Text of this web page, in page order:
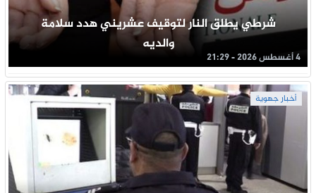
شرطي يطلق النار لتوقيف عشريني هدد سلامة
والديه
4 أغسطس 2026 - 21:29
أخبار جهوية